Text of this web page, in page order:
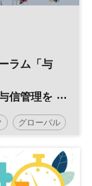
ラム「与
信管理を
グローバル
ク